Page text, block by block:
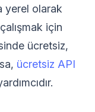
yerel olarak
için
ücretsiz,
ücretsiz API